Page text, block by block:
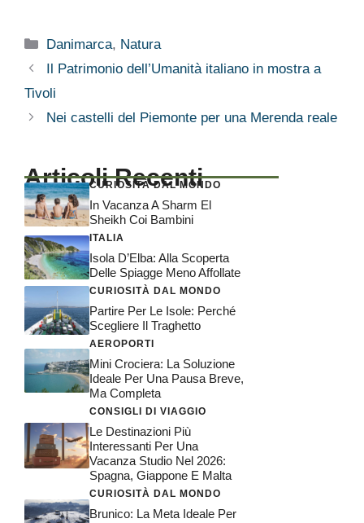
Categorie
Danimarca, Natura
Il Patrimonio dell’Umanità italiano in mostra a
Tivoli
Nei castelli del Piemonte per una Merenda reale
Articoli Recenti
CURIOSITÀ DAL MONDO
In Vacanza A Sharm El
Sheikh Coi Bambini
ITALIA
Isola D’Elba: Alla Scoperta
Delle Spiagge Meno Affollate
CURIOSITÀ DAL MONDO
Partire Per Le Isole: Perché
Scegliere Il Traghetto
AEROPORTI
Mini Crociera: La Soluzione
Ideale Per Una Pausa Breve,
Ma Completa
CONSIGLI DI VIAGGIO
Le Destinazioni Più
Interessanti Per Una
Vacanza Studio Nel 2026:
Spagna, Giappone E Malta
CURIOSITÀ DAL MONDO
Brunico: La Meta Ideale Per